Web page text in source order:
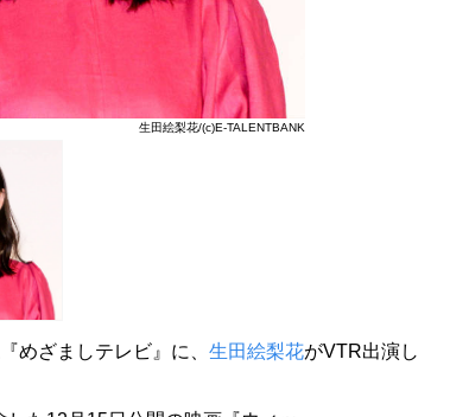
生田絵梨花/(c)E-TALENTBANK
めざましテレビ』に、 生田絵梨花がVTR出演し